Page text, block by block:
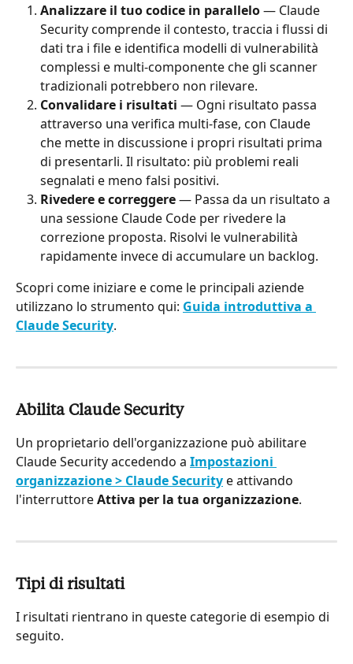
Analizzare il tuo codice in parallelo — Claude
Security comprende il contesto, traccia i flussi di
dati tra i file e identifica modelli di vulnerabilità
complessi e multi-componente che gli scanner
tradizionali potrebbero non rilevare.
Convalidare i risultati — Ogni risultato passa
attraverso una verifica multi-fase, con Claude
che mette in discussione i propri risultati prima
di presentarli. Il risultato: più problemi reali
segnalati e meno falsi positivi.
Rivedere e correggere — Passa da un risultato a
una sessione Claude Code per rivedere la
correzione proposta. Risolvi le vulnerabilità
rapidamente invece di accumulare un backlog.
Scopri come iniziare e come le principali aziende
utilizzano lo strumento qui: Guida introduttiva a
Claude Security.
Abilita Claude Security
Un proprietario dell'organizzazione può abilitare
Claude Security accedendo a Impostazioni
organizzazione > Claude Security e attivando
l'interruttore Attiva per la tua organizzazione.
Tipi di risultati
I risultati rientrano in queste categorie di esempio di
seguito.